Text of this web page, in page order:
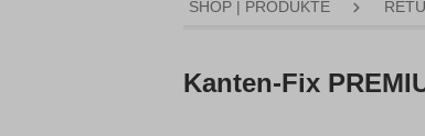
SHOP | PRODUKTE
Kanten-Fix